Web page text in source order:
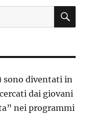
sono diventati in
dai giovani
nei programmi